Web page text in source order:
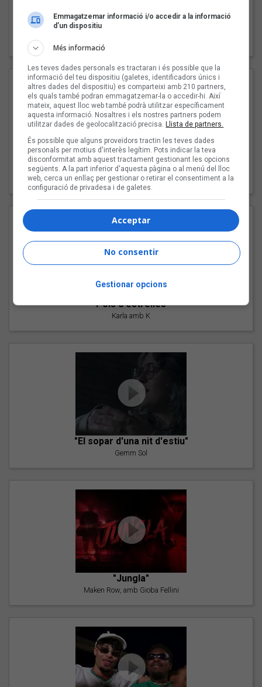
"Les cabres"
94 Rules amb Compte
"Pols d'estrelles"
Karla amb K
"El sopar d'una nit d'estiu"
Gemm Sol
"Jungla"
Maken Row, amb Gioba Fellini
Emmagatzemar informació i/o accedir a la informació
d’un dispositiu
Més informació
Les teves dades personals es tractaran i és possible que la
informació del teu dispositiu (galetes, identificadors únics i
altres dades del dispositiu) es comparteixi amb 210 partners,
els quals també podran emmagatzemar-la o accedir-hi. Així
mateix, aquest lloc web també podrà utilitzar específicament
aquesta informació. Nosaltres i els nostres partners podem
utilitzar dades de geolocalització precisa. Llista de partners.
És possible que alguns proveïdors tractin les teves dades
personals per motius d'interès legítim. Pots indicar la teva
disconformitat amb aquest tractament gestionant les opcions
següents. A la part inferior d'aquesta pàgina o al menú del lloc
web, cerca un enllaç per gestionar o retirar el consentiment a la
configuració de privadesa i de galetes.
Acceptar
No consentir
Gestionar opcions